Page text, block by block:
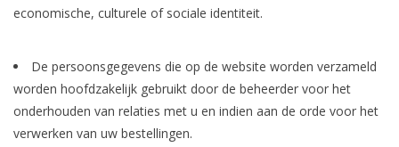
economische, culturele of sociale identiteit.
De persoonsgegevens die op de website worden verzameld
worden hoofdzakelijk gebruikt door de beheerder voor het
onderhouden van relaties met u en indien aan de orde voor het
verwerken van uw bestellingen.